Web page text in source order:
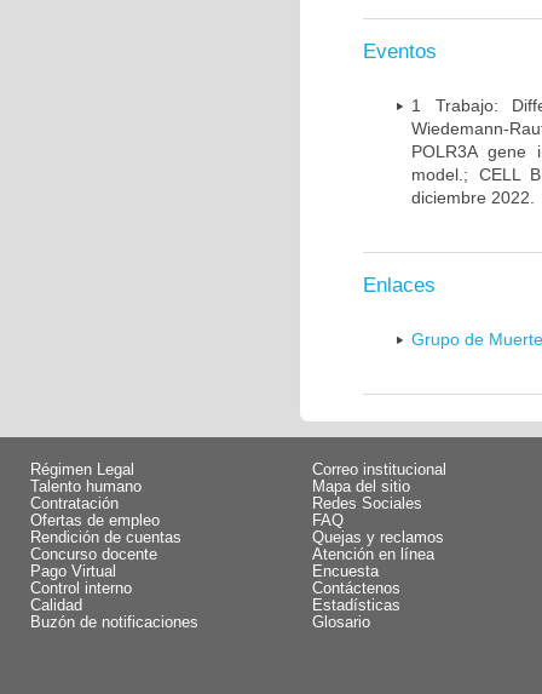
Eventos
1 Trabajo:
Wiedemann-
POLR3A gene
model.; CELL
diciembre 2022.
Enlaces
Grupo de
Régimen Legal
Talento humano
Contratación
Ofertas de empleo
Rendición de cuentas
Concurso docente
Pago Virtual
Control interno
Calidad
Buzón de notificaciones
Correo institucional
Mapa del sitio
Redes Sociales
FAQ
Quejas y reclamos
Atención en línea
Encuesta
Contáctenos
Estadísticas
Glosario